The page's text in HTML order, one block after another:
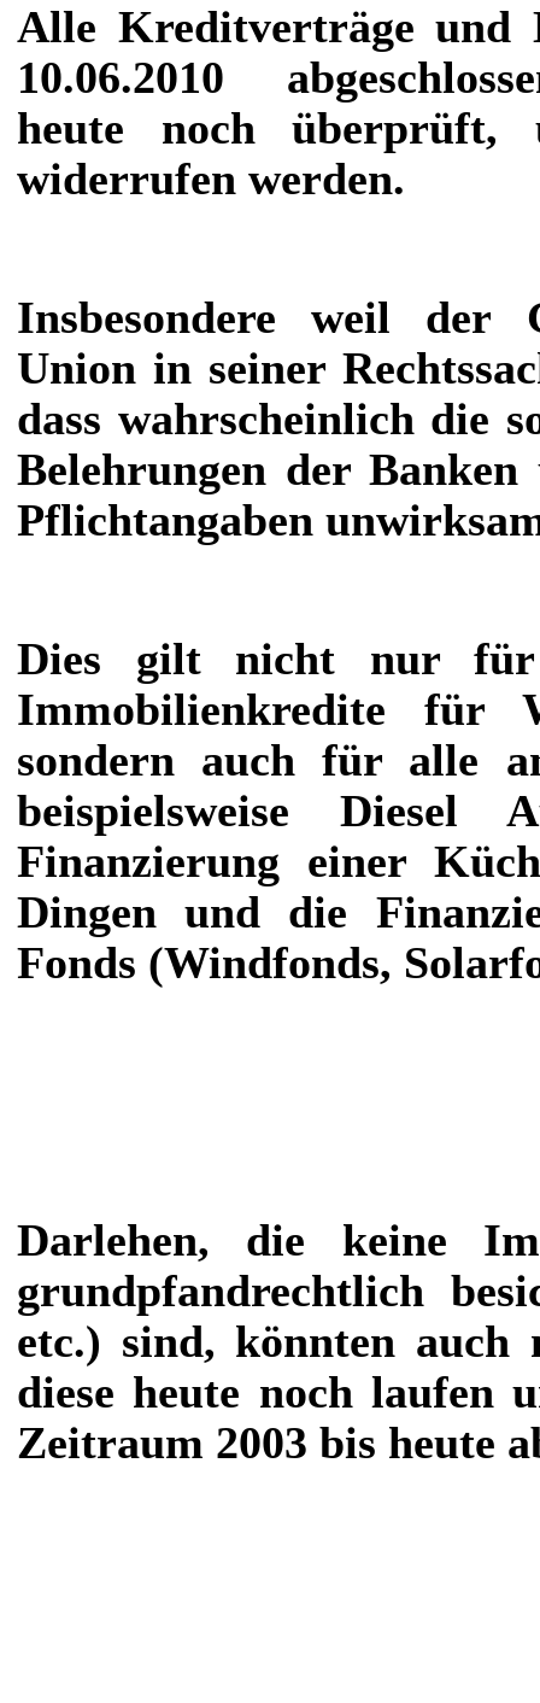
Alle Kreditverträge und
10.06.2010
heute noch überprüft,
widerrufen werden.
Insbesondere weil der
Union in seiner
dass wahrscheinlich die
Belehrungen der
Pflichtangaben
Dies gilt nicht nur für
Immobilienkredite für
sondern auch für alle
beispielsweise Diesel
Finanzierung einer
Dingen und die
Fonds (Windfonds,
Darlehen, die keine
grundpfandrechtlich
etc.) sind, könnten auch
diese heute noch laufen
Zeitraum 2003 bis heute